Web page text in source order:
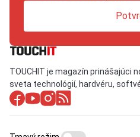
TOUCHIT je magazín prinášajúci
sveta technológií, hardvéru,